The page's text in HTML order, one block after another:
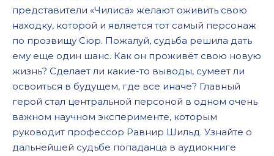
представители «Чилиса» желают оживить свою
находку, которой и является тот самый персонаж
по прозвищу Сюр. Пожалуй, судьба решила дать
ему еще один шанс. Как он проживёт свою новую
жизнь? Сделает ли какие-то выводы, сумеет ли
освоиться в будущем, где все иначе? Главный
герой стал центральной персоной в одном очень
важном научном эксперименте, которым
руководит профессор Равнир Шильд. Узнайте о
дальнейшей судьбе попаданца в аудиокниге